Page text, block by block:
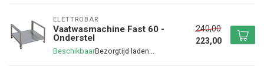
ELETTROBAR
Vaatwasmachine Fast 60 -
Onderstel
Beschikbaar
240,00
223,00